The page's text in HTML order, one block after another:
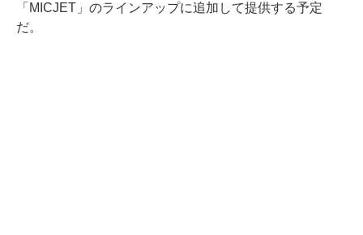
「MICJET」のラインアップに追加して提供する予定
だ。